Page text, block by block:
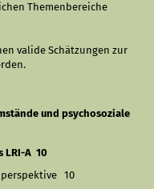
Themenbereiche
valide Schätzungen zur
und psychosoziale
LRI-A 10
10